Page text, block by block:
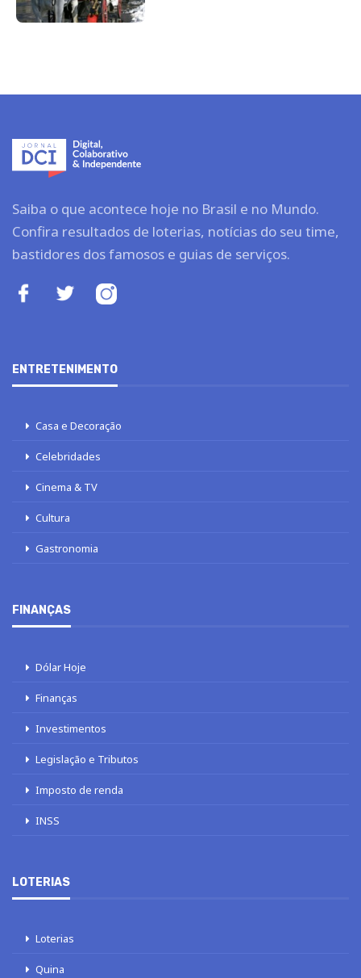
Saiba o que acontece hoje no Brasil e no Mundo.
Confira resultados de loterias, notícias do seu time,
bastidores dos famosos e guias de serviços.
ENTRETENIMENTO
Casa e Decoração
Celebridades
Cinema & TV
Cultura
Gastronomia
FINANÇAS
Dólar Hoje
Finanças
Investimentos
Legislação e Tributos
Imposto de renda
INSS
LOTERIAS
Loterias
Quina